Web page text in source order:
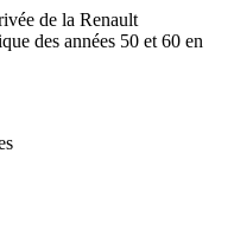
de la Renault
des années 50 et 60 en